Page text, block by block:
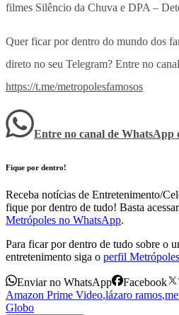
filmes Silêncio da Chuva e DPA –
Quer ficar por dentro do mundo dos
direto no seu Telegram? Entre no
https://t.me/metropolesfamosos
Entre no canal de WhatsApp
Fique por dentro!
Receba notícias de Entretenimento/
fique por dentro de tudo! Basta
Metrópoles no WhatsApp.
Para ficar por dentro de tudo sobre o
entretenimento siga o perfil
Enviar no WhatsApp Facebook
Amazon Prime Video,lázaro ramos,
Globo